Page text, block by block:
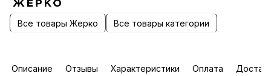
Все товары Жерко Все товары категории
Описание Отзывы Характеристики Оплата